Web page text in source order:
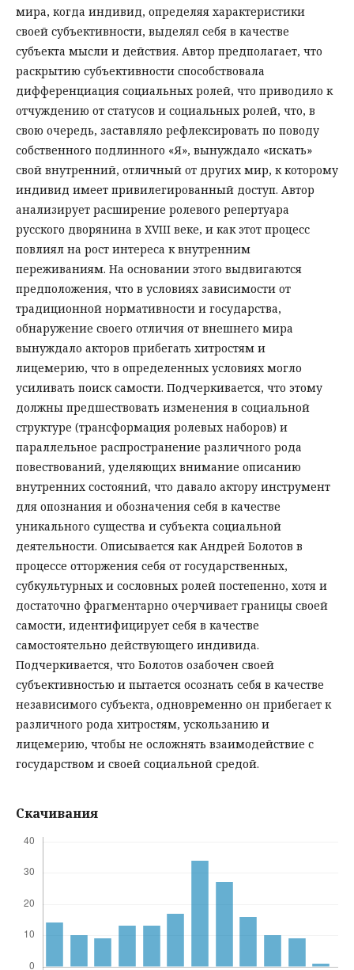
мира, когда индивид, определяя характеристики
своей субъективности, выделял себя в качестве
субъекта мысли и действия. Автор предполагает, что
раскрытию субъективности способствовала
дифференциация социальных ролей, что приводило к
отчуждению от статусов и социальных ролей, что, в
свою очередь, заставляло рефлексировать по поводу
собственного подлинного «Я», вынуждало «искать»
свой внутренний, отличный от других мир, к которому
индивид имеет привилегированный доступ. Автор
анализирует расширение ролевого репертуара
русского дворянина в XVIII веке, и как этот процесс
повлиял на рост интереса к внутренним
переживаниям. На основании этого выдвигаются
предположения, что в условиях зависимости от
традиционной нормативности и государства,
обнаружение своего отличия от внешнего мира
вынуждало акторов прибегать хитростям и
лицемерию, что в определенных условиях могло
усиливать поиск самости. Подчеркивается, что этому
должны предшествовать изменения в социальной
структуре (трансформация ролевых наборов) и
параллельное распространение различного рода
повествований, уделяющих внимание описанию
внутренних состояний, что давало актору инструмент
для опознания и обозначения себя в качестве
уникального существа и субъекта социальной
деятельности. Описывается как Андрей Болотов в
процессе отторжения себя от государственных,
субкультурных и сословных ролей постепенно, хотя и
достаточно фрагментарно очерчивает границы своей
самости, идентифицирует себя в качестве
самостоятельно действующего индивида.
Подчеркивается, что Болотов озабочен своей
субъективностью и пытается осознать себя в качестве
независимого субъекта, одновременно он прибегает к
различного рода хитростям, ускользанию и
лицемерию, чтобы не осложнять взаимодействие с
государством и своей социальной средой.
Скачивания